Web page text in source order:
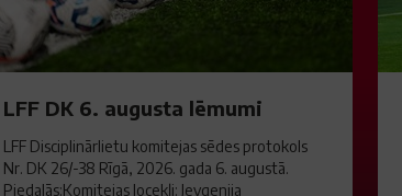
LFF DK 6. augusta lēmumi
LFF Disciplinārlietu komitejas sēdes protokols
Nr. DK 26/-38 Rīgā, 2026. gada 6. augustā.
Piedalās:Komitejas locekļi: Jevgenija